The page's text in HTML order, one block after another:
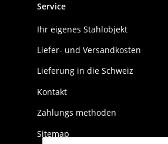
Service
Ihr eigenes Stahlobjekt
Liefer- und Versandkosten
Lieferung in die Schweiz
Kontakt
Zahlungs methoden
Sitemap